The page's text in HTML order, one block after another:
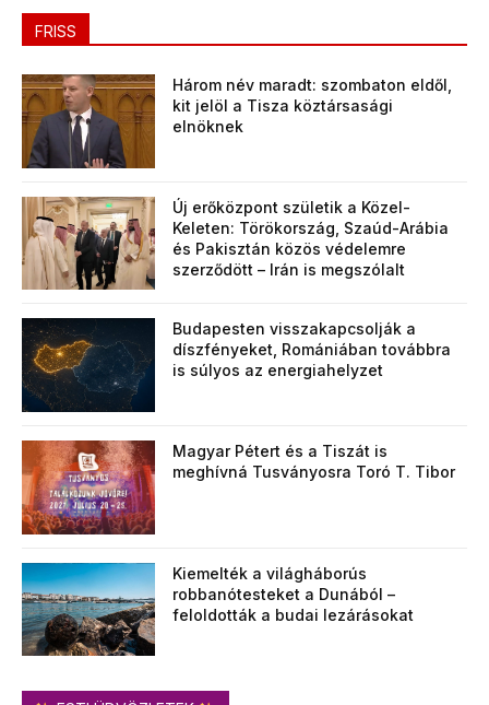
FRISS
Három név maradt: szombaton eldől,
kit jelöl a Tisza köztársasági
elnöknek
Új erőközpont születik a Közel-
Keleten: Törökország, Szaúd-Arábia
és Pakisztán közös védelemre
szerződött – Irán is megszólalt
Budapesten visszakapcsolják a
díszfényeket, Romániában továbbra
is súlyos az energiahelyzet
Magyar Pétert és a Tiszát is
meghívná Tusványosra Toró T. Tibor
Kiemelték a világháborús
robbanótesteket a Dunából –
feloldották a budai lezárásokat